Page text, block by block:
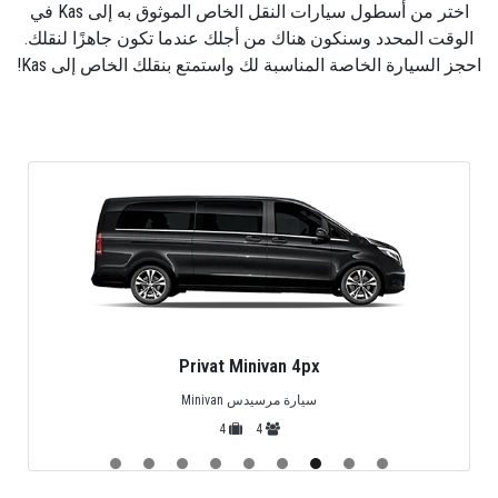
البحر المتوسط ​​"يجب زيارتها" في تركيا
أشياء للقيام بها في كاش
من الأنشطة و الرحلات على الطريقة الليسية إلى التجديف
وقتهم الفارغ بالمدافع وركوب الدراجات الجبلية أو الغوص في
البحار الصافية المحيطةبكاش. إلى جانب قضاء الوقت
السائق أو مرشد سياحي خاص، ستمدد إقامتك فيكاش
خدماتنا متوفرة بشكل متكرر في أي وقت مع ظروفك الخاصة
للاستمتاع بالمدن المحيطة والمواقع التاريخية ، مما يجعل
ميزانية السفر والإقامة الفندقية
يتم الاعتناء بها جيدًا ، وعند ظهورها لأول مرة ، قد
تعتقد أنها غير مناسبة للمسافرين ذوي الميزانية المحدودة. يمكن
أن تكون بعض المطاعم باهظة الثمن إلى جانب أماكن الإقامة ،
اختر من أسطول سيارات النقل الخاص الموثوق به إلى Kas في
الوقت المحدد وسنكون هناك من أجلك عندما تكون جاهزًا لنقلك.
احجز السيارة الخاصة المناسبة لك واستمتع بنقلك الخاص إلى Kas!
Privat Minivan 4px
سيارة مرسيدس Minivan
4
4